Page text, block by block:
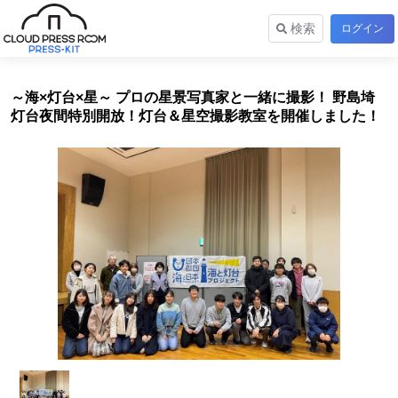
検索 ログイン
～海×灯台×星～ プロの星景写真家と一緒に撮影！ 野島埼
灯台夜間特別開放！灯台＆星空撮影教室を開催しました！